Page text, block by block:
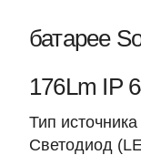
батарее
176Lm IP
Тип источника
Светодиод